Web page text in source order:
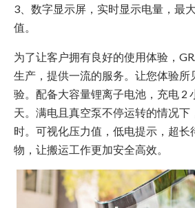
3、数字显示屏，实时显示电量，最
值。
为了让客户拥有良好的使用体验，
生产，提供一流的服务。让您体验所
验。配备大容量锂离子电池，充电 2
天。满电且真空泵不停运转的情况下
时。可视化压力值，低电提示，超长
物，让搬运工作更加安全高效。